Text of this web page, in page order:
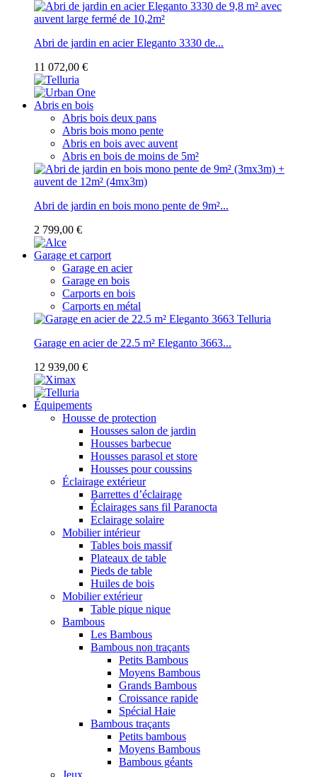
Abri de jardin en acier Eleganto 3330 de...
11 072,00 €
Abris en bois
Abris bois deux pans
Abris bois mono pente
Abris en bois avec auvent
Abris en bois de moins de 5m²
Abri de jardin en bois mono pente de 9m²...
2 799,00 €
Garage et carport
Garage en acier
Garage en bois
Carports en bois
Carports en métal
Garage en acier de 22.5 m² Eleganto 3663...
12 939,00 €
Équipements
Housse de protection
Housses salon de jardin
Housses barbecue
Housses parasol et store
Housses pour coussins
Éclairage extérieur
Barrettes d’éclairage
Éclairages sans fil Paranocta
Eclairage solaire
Mobilier intérieur
Tables bois massif
Plateaux de table
Pieds de table
Huiles de bois
Mobilier extérieur
Table pique nique
Bambous
Les Bambous
Bambous non traçants
Petits Bambous
Moyens Bambous
Grands Bambous
Croissance rapide
Spécial Haie
Bambous traçants
Petits bambous
Moyens Bambous
Bambous géants
Jeux